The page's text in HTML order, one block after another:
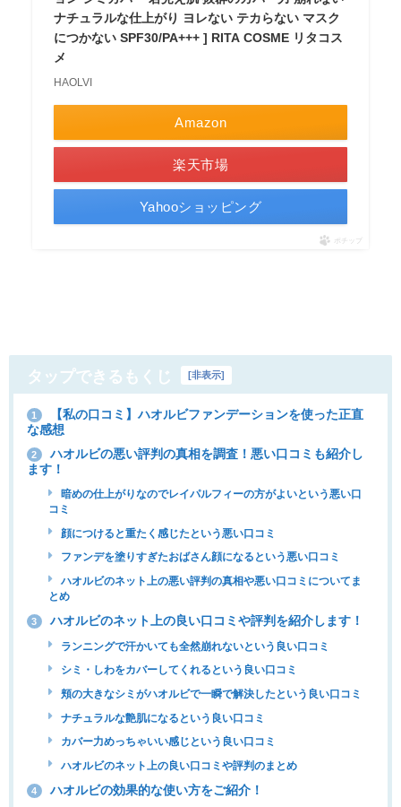
ナチュラルな仕上がり ヨレない テカらない マスク
につかない SPF30/PA+++ ] RITA COSME リタコス
メ
HAOLVI
Amazon
楽天市場
Yahooショッピング
ポチップ
タップできるもくじ [非表示]
1
【私の口コミ】ハオルビファンデーションを使った正直
な感想
2
ハオルビの悪い評判の真相を調査！悪い口コミも紹介し
ます！
暗めの仕上がりなのでレイパルフィーの方がよいという悪い口
コミ
顔につけると重たく感じたという悪い口コミ
ファンデを塗りすぎたおばさん顔になるという悪い口コミ
ハオルビのネット上の悪い評判の真相や悪い口コミについてま
とめ
3 ハオルビのネット上の良い口コミや評判を紹介します！
ランニングで汗かいても全然崩れないという良い口コミ
シミ・しわをカバーしてくれるという良い口コミ
頬の大きなシミがハオルビで一瞬で解決したという良い口コミ
ナチュラルな艶肌になるという良い口コミ
カバー力めっちゃいい感じという良い口コミ
ハオルビのネット上の良い口コミや評判のまとめ
4 ハオルビの効果的な使い方をご紹介！